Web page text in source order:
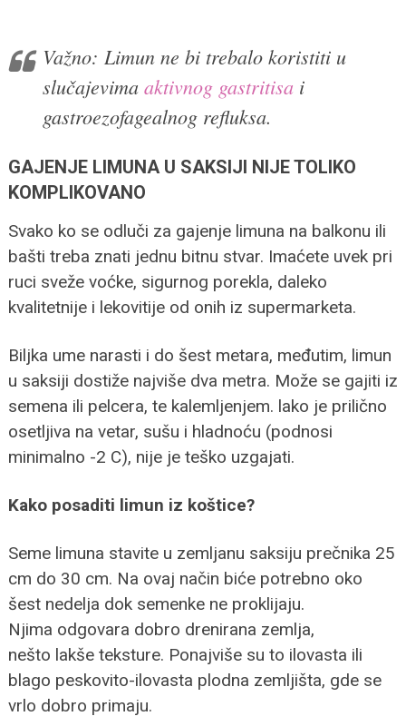
Važno: Limun ne bi trebalo koristiti u
slučajevima aktivnog gastritisai
gastroezofagealnog refluksa.
GAJENJE LIMUNA U SAKSIJI NIJE TOLIKO
KOMPLIKOVANO
Svako ko se odluči za gajenje limuna na balkonu ili
bašti treba znati jednu bitnu stvar. Imaćete uvek pri
ruci sveže voćke, sigurnog porekla, daleko
kvalitetnije i lekovitije od onih iz supermarketa.
Biljka ume narasti i do šest metara, međutim, limun
u saksiji dostiže najviše dva metra. Može se gajiti iz
semena ili pelcera, te kalemljenjem. lako je prilično
osetljiva na vetar, sušu i hladnoću (podnosi
minimalno -2 C), nije je teško uzgajati.
Kako posaditi limun iz koštice?
Seme limuna stavite u zemljanu saksiju prečnika 25
cm do 30 cm. Na ovaj način biće potrebno oko
šest nedelja dok semenke ne proklijaju.
Njima odgovara dobro drenirana zemlja,
nešto lakše teksture. Ponajviše su to ilovasta ili
blago peskovito-ilovasta plodna zemljišta, gde se
vrlo dobro primaju.